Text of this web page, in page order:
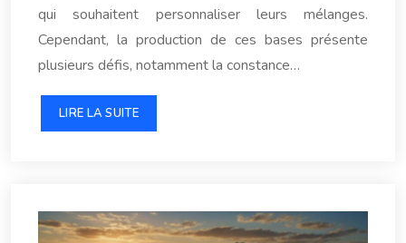
qui souhaitent personnaliser leurs mélanges.
Cependant, la production de ces bases présente
plusieurs défis, notamment la constance…
LIRE LA SUITE